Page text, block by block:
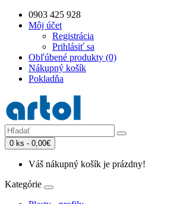
0903 425 928
Môj účet
Registrácia
Prihlásiť sa
Obľúbené produkty (0)
Nákupný košík
Pokladňa
0 ks - 0,00€
Váš nákupný košík je prázdny!
Kategórie